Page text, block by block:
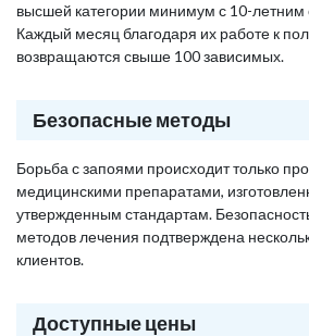
высшей категории минимум с 10-
Каждый месяц благодаря их работе к
возвращаются свыше 100 зависимых.
Безопасные методы
Борьба с запоями происходит только
медицинскими препаратами,
утвержденным стандартам.
методов лечения подтверждена
клиентов.
Доступные цены